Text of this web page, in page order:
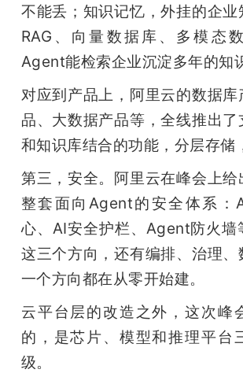
不能丢；知识记忆，外挂的企业
RAG、向量数据库、多模态
Agent能检索企业沉淀多年的知
对应到产品上，阿里云的数据
品、大数据产品等，全线推出
和知识库结合的功能，分层存储
第三，安全。阿里云在峰会上给
整套面向Agent的安全体系：
心、AI安全护栏、Agent防火墙
这三个方向，还有编排、治理
一个方向都在从零开始建。
云平台层的改造之外，这次峰
的，是芯片、模型和推理平台
级。